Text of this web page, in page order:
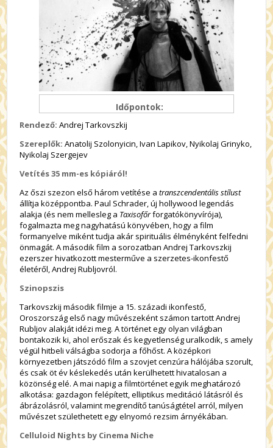
Időpontok:
Rendező: Andrej Tarkovszkij
Szereplők: Anatolij Szolonyicin, Ivan Lapikov, Nyikolaj Grinyko,
Nyikolaj Szergejev
Vetítés 35 mm-es kópiáról!
Az őszi szezon első három vetítése a transzcendentális stílust
állítja középpontba. Paul Schrader, új hollywood legendás
alakja (és nem mellesleg a Taxisofőrforgatókönyvírója),
fogalmazta meg nagyhatású könyvében, hogy a film
formanyelve miként tudja akár spirituális élményként felfedni
önmagát. A második film a sorozatban Andrej Tarkovszkij
ezerszer hivatkozott mesterműve a szerzetes-ikonfestő
életéről, Andrej Rubljovról.
Szinopszis
Tarkovszkij második filmje a 15. századi ikonfestő,
Oroszország első nagy művészeként számon tartott Andrej
Rubljov alakját idézi meg. A történet egy olyan világban
bontakozik ki, ahol erőszak és kegyetlenség uralkodik, s amely
végül hitbeli válságba sodorja a főhőst. A középkori
környezetben játszódó film a szovjet cenzúra hálójába szorult,
és csak öt év késlekedés után kerülhetett hivatalosan a
közönség elé. A mai napig a filmtörténet egyik meghatározó
alkotása: gazdagon felépített, elliptikus meditáció látásról és
ábrázolásról, valamint megrendítő tanúságtétel arról, milyen
művészet születhetett egy elnyomó rezsim árnyékában.
Celluloid Nights by Cinema Niche